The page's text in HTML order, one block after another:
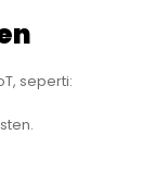
seperti: